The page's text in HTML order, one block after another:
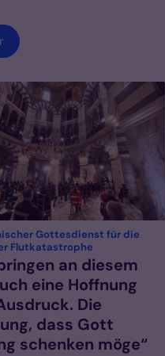
Gottesdienst für die
Flutkatastrophe
an diesem
eine Hoffnung
Die
dass Gott
schenken möge“